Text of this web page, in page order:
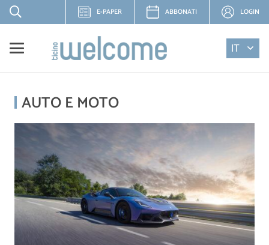
E-PAPER ABBONATI LOGIN
IT
AUTO E MOTO